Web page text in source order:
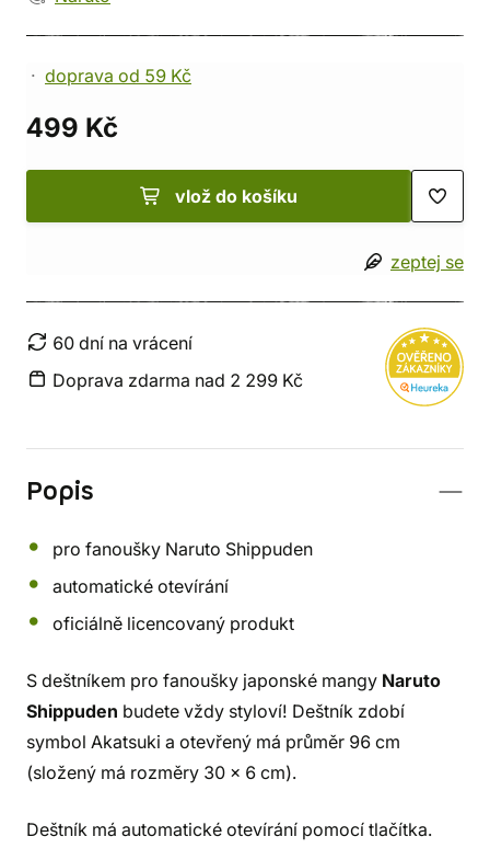
doprava od 59 Kč
499 Kč
vlož do košíku
zeptej se
60 dní na vrácení
Doprava zdarma nad 2 299 Kč
Popis
pro fanoušky Naruto Shippuden
automatické otevírání
oficiálně licencovaný produkt
S deštníkem pro fanoušky japonské mangy Naruto
Shippuden budete vždy styloví! Deštník zdobí
symbol Akatsuki a otevřený má průměr 96 cm
(složený má rozměry 30 x 6 cm).
Deštník má automatické otevírání pomocí tlačítka.